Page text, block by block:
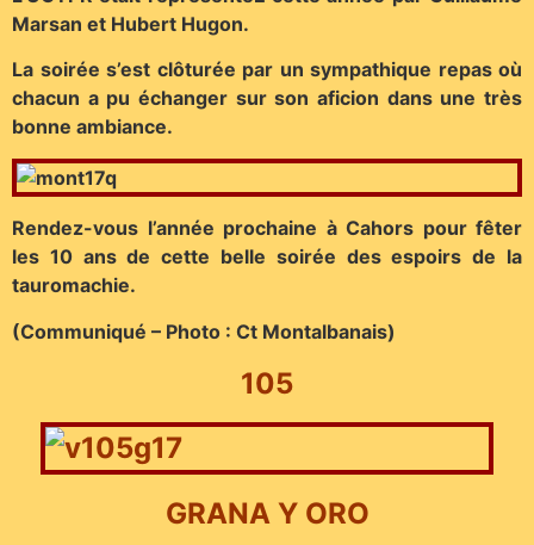
Marsan et Hubert Hugon.
La soirée s’est clôturée par un sympathique repas où
chacun a pu échanger sur son aficion dans une très
bonne ambiance.
Rendez-vous l’année prochaine à Cahors pour fêter
les 10 ans de cette belle soirée des espoirs de la
tauromachie.
(Communiqué – Photo : Ct Montalbanais)
105
GRANA Y ORO